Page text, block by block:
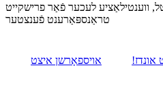
ווענטילאַציע לעכער פֿאַר פרישקייט
טראַנספּאַרענט פֿענצטער